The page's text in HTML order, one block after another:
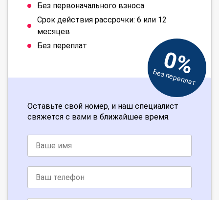
Без первоначального взноса
Срок действия рассрочки: 6 или 12
месяцев
Без переплат
0%
Без переплат
Оставьте свой номер, и наш специалист
свяжется с вами в ближайшее время.